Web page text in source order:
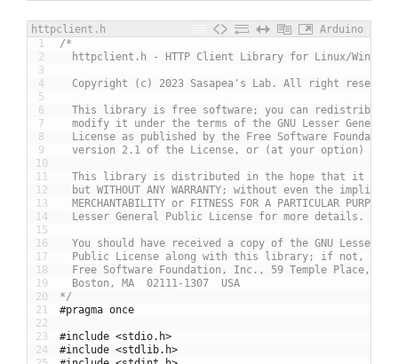
httpclient.h
Arduino
1
2
3
4
5
6
7
8
9
10
11
12
13
14
15
16
17
18
19
20
21
22
23
24
/*
httpclient.h - HTTP Client Library for Linux/
Copyright (c) 2023 Sasapea's Lab. All right
This library is free software; you can redistribute
modify it under the terms of the GNU Lesser General
License as published by the Free Software
version 2.1 of the License, or (at your option) any
This library is distributed in the hope that it will
but WITHOUT ANY WARRANTY; without even the implied
MERCHANTABILITY or FITNESS FOR A PARTICULAR
Lesser General Public License for more details.
You should have received a copy of the GNU Lesser
Public License along with this library; if not,
Free Software Foundation, Inc., 59 Temple Place,
Boston, MA  02111-1307  USA
*/
#pragma once
#include <stdio.h>
#include <stdlib.h>